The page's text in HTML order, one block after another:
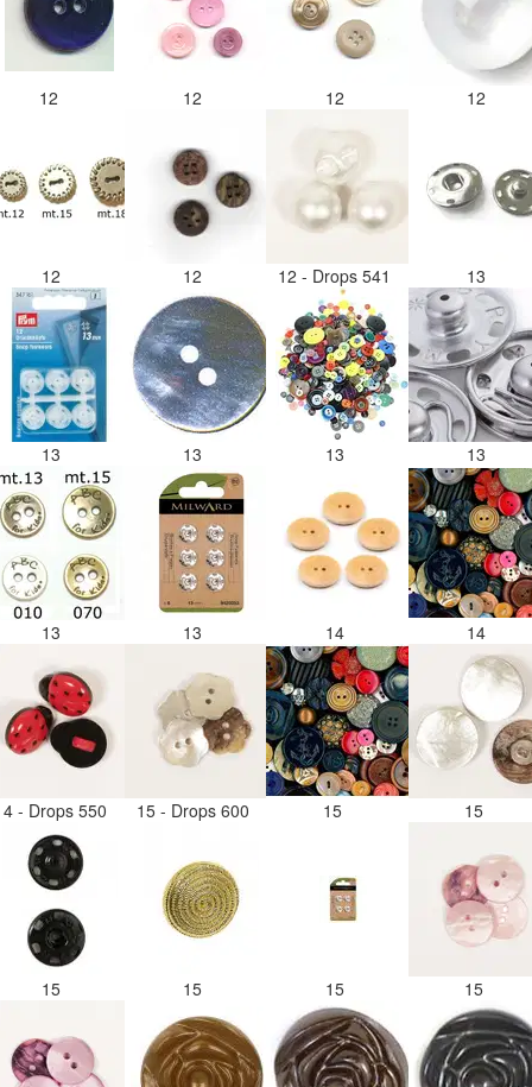
12 12 12 12
12 12 12 - Drops 541 13
13 13 13 13
13 13 14 14
- Drops 550 15 - Drops 600 15 15
15 15 15 15